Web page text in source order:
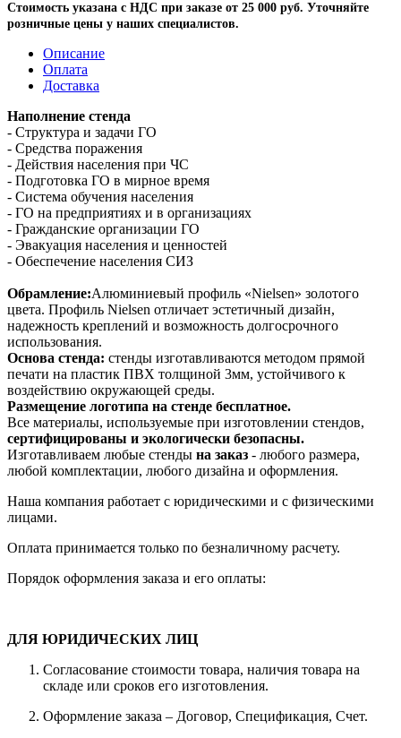
Стоимость указана с НДС при заказе от 25 000 руб. Уточняйте
розничные цены у наших специалистов.
Описание
Оплата
Доставка
Наполнение стенда
- Структура и задачи ГО
- Средства поражения
- Действия населения при ЧС
- Подготовка ГО в мирное время
- Система обучения населения
- ГО на предприятиях и в организациях
- Гражданские организации ГО
- Эвакуация населения и ценностей
- Обеспечение населения СИЗ
Обрамление:Алюминиевый профиль «Nielsen» золотого
цвета. Профиль Nielsen отличает эстетичный дизайн,
надежность креплений и возможность долгосрочного
использования.
Основа стенда: стенды изготавливаются методом прямой
печати на пластик ПВХ толщиной 3мм, устойчивого к
воздействию окружающей среды.
Размещение логотипа на стенде бесплатное.
Все материалы, используемые при изготовлении стендов,
сертифицированы и экологически безопасны.
Изготавливаем любые стенды на заказ - любого размера,
любой комплектации, любого дизайна и оформления.
Наша компания работает с юридическими и с физическими
лицами.
Оплата принимается только по безналичному расчету.
Порядок оформления заказа и его оплаты:
ДЛЯ ЮРИДИЧЕСКИХ ЛИЦ
Согласование стоимости товара, наличия товара на
складе или сроков его изготовления.
Оформление заказа – Договор, Спецификация, Счет.